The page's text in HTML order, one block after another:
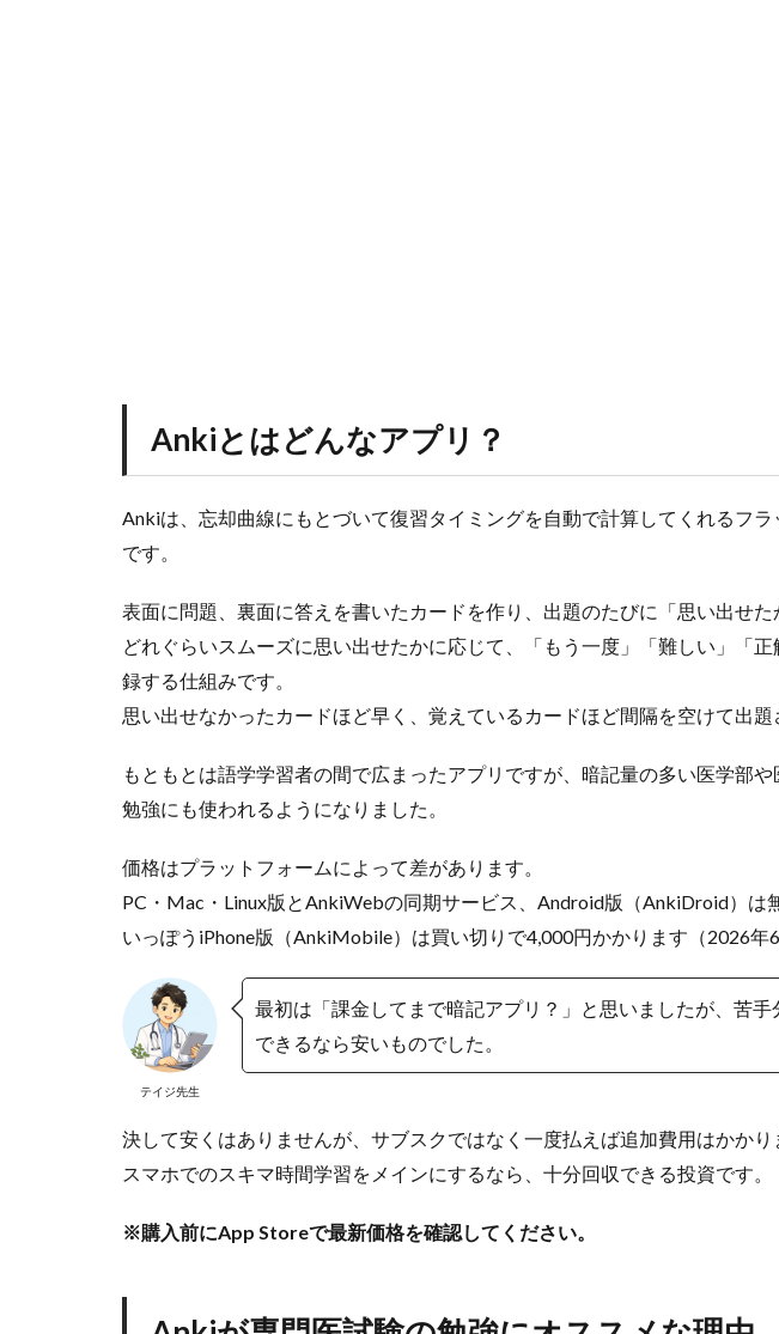
が
医
勉
強
に
オ
ス
メ
理
2.1
①
苦
カ
ド
を
優
先
て
て
Ankiとはどんなアプリ？
Ankiは、忘却曲線にもとづいて復習タイミングを自動で計算してくれるフ
です。
表面に問題、裏面に答えを書いたカードを作り、出題のたびに「思い出せた
どれぐらいスムーズに思い出せたかに応じて、「もう一度」「難しい」「
録する仕組みです。
思い出せなかったカードほど早く、覚えているカードほど間隔を空けて出題
もともとは語学学習者の間で広まったアプリですが、暗記量の多い医学部
勉強にも使われるようになりました。
価格はプラットフォームによって差があります。
PC・Mac・Linux版とAnkiWebの同期サービス、Android版（AnkiDroid）は
いっぽうiPhone版（AnkiMobile）は買い切りで4,000円かかります（2026年6
テイジ先生
最初は「課金してまで暗記アプリ？」と思いましたが、苦手
できるなら安いものでした。
決して安くはありませんが、サブスクではなく一度払えば追加費用はかかり
スマホでのスキマ時間学習をメインにするなら、十分回収できる投資です。
※購入前にApp Storeで最新価格を確認してください。